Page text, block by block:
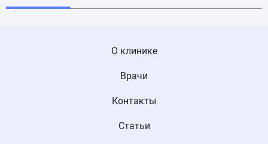
О клинике
Врачи
Контакты
Статьи